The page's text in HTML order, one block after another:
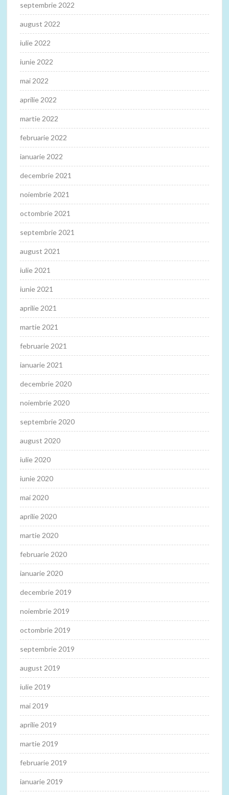
septembrie 2022
august 2022
iulie 2022
iunie 2022
mai 2022
aprilie 2022
martie 2022
februarie 2022
ianuarie 2022
decembrie 2021
noiembrie 2021
octombrie 2021
septembrie 2021
august 2021
iulie 2021
iunie 2021
aprilie 2021
martie 2021
februarie 2021
ianuarie 2021
decembrie 2020
noiembrie 2020
septembrie 2020
august 2020
iulie 2020
iunie 2020
mai 2020
aprilie 2020
martie 2020
februarie 2020
ianuarie 2020
decembrie 2019
noiembrie 2019
octombrie 2019
septembrie 2019
august 2019
iulie 2019
mai 2019
aprilie 2019
martie 2019
februarie 2019
ianuarie 2019